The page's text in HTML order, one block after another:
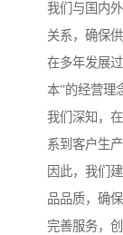
我们与国内
关系，确保
在多年发展
本”的经营理
我们深知，
系到客户生
因此，我们
品品质，确
完善服务，